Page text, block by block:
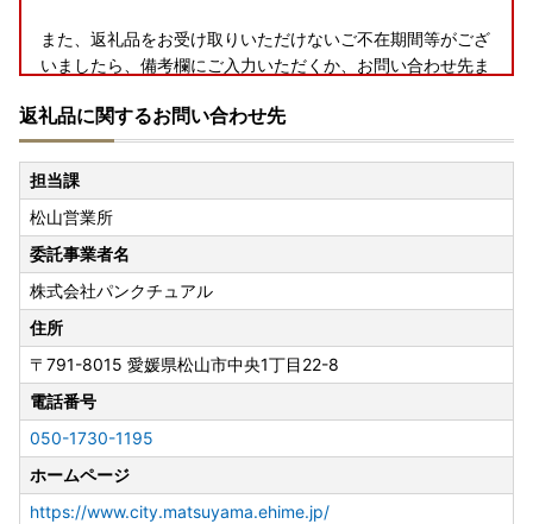
また、返礼品をお受け取りいただけないご不在期間等がござ
いましたら、備考欄にご入力いただくか、お問い合わせ先ま
長期不在等により返送された場合の再発送は致しかねます。
▼お届け後
返礼品のお受け取り後はすぐに中身や状態をご確認いただ
き、万が一不具合等がございましたら、大変お手数ではござ
いますがお問い合わせ先までご連絡いただきますようお願い
申し上げます。なお、お受け取りからお日にちが経過した後
のご連絡につきましては対応いたしかねる場合がございます
のであらかじめご了承ください。
■返礼品と関係書類の発送について■
松山市では、返礼品と受領証明書やワンストップ特例申請書
などの関係書類は、別に発送しております。
お届け時期が前後する場合がございますが何卒ご了承くださ
い。
返礼品に関するお問い合わせ先
担当課
松山営業所
委託事業者名
株式会社パンクチュアル
住所
〒791-8015 愛媛県松山市中央1丁目22-8
電話番号
050-1730-1195
ホームページ
https://www.city.matsuyama.ehime.jp/